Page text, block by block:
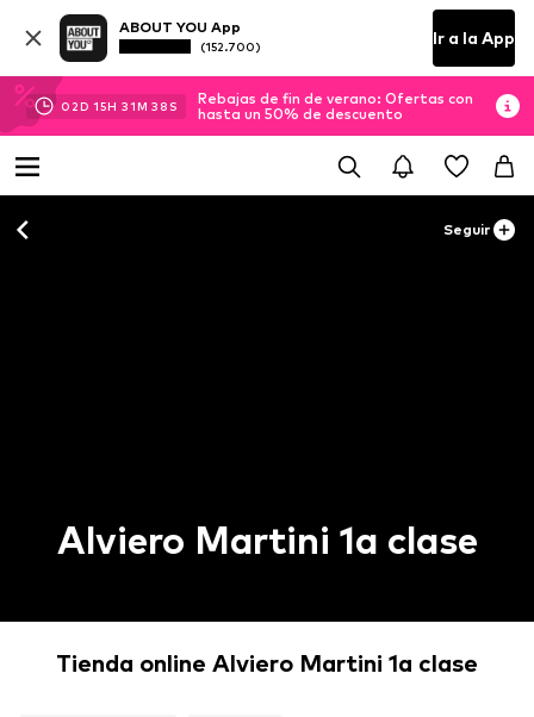
ABOUT YOU App
(152.700) Ir a la App
02D 15H 31M 37 S
Rebajas de fin de verano: Ofertas con
hasta un 50% de descuento
Seguir
Alviero Martini 1a clase
Tienda online Alviero Martini 1a clase